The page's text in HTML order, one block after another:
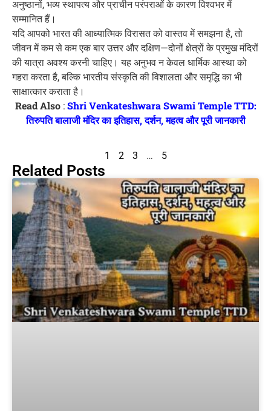
अनुष्ठानों, भव्य स्थापत्य और प्राचीन परंपराओं के कारण विश्वभर में
सम्मानित हैं।
यदि आपको भारत की आध्यात्मिक विरासत को वास्तव में समझना है, तो
जीवन में कम से कम एक बार उत्तर और दक्षिण—दोनों क्षेत्रों के प्रमुख मंदिरों
की यात्रा अवश्य करनी चाहिए। यह अनुभव न केवल धार्मिक आस्था को
गहरा करता है, बल्कि भारतीय संस्कृति की विशालता और समृद्धि का भी
साक्षात्कार कराता है।
Read Also:Shri Venkateshwara Swami Temple TTD:
तिरुपति बालाजी मंदिर का इतिहास, दर्शन, महत्व और पूरी जानकारी
1 2 3 … 5
Related Posts